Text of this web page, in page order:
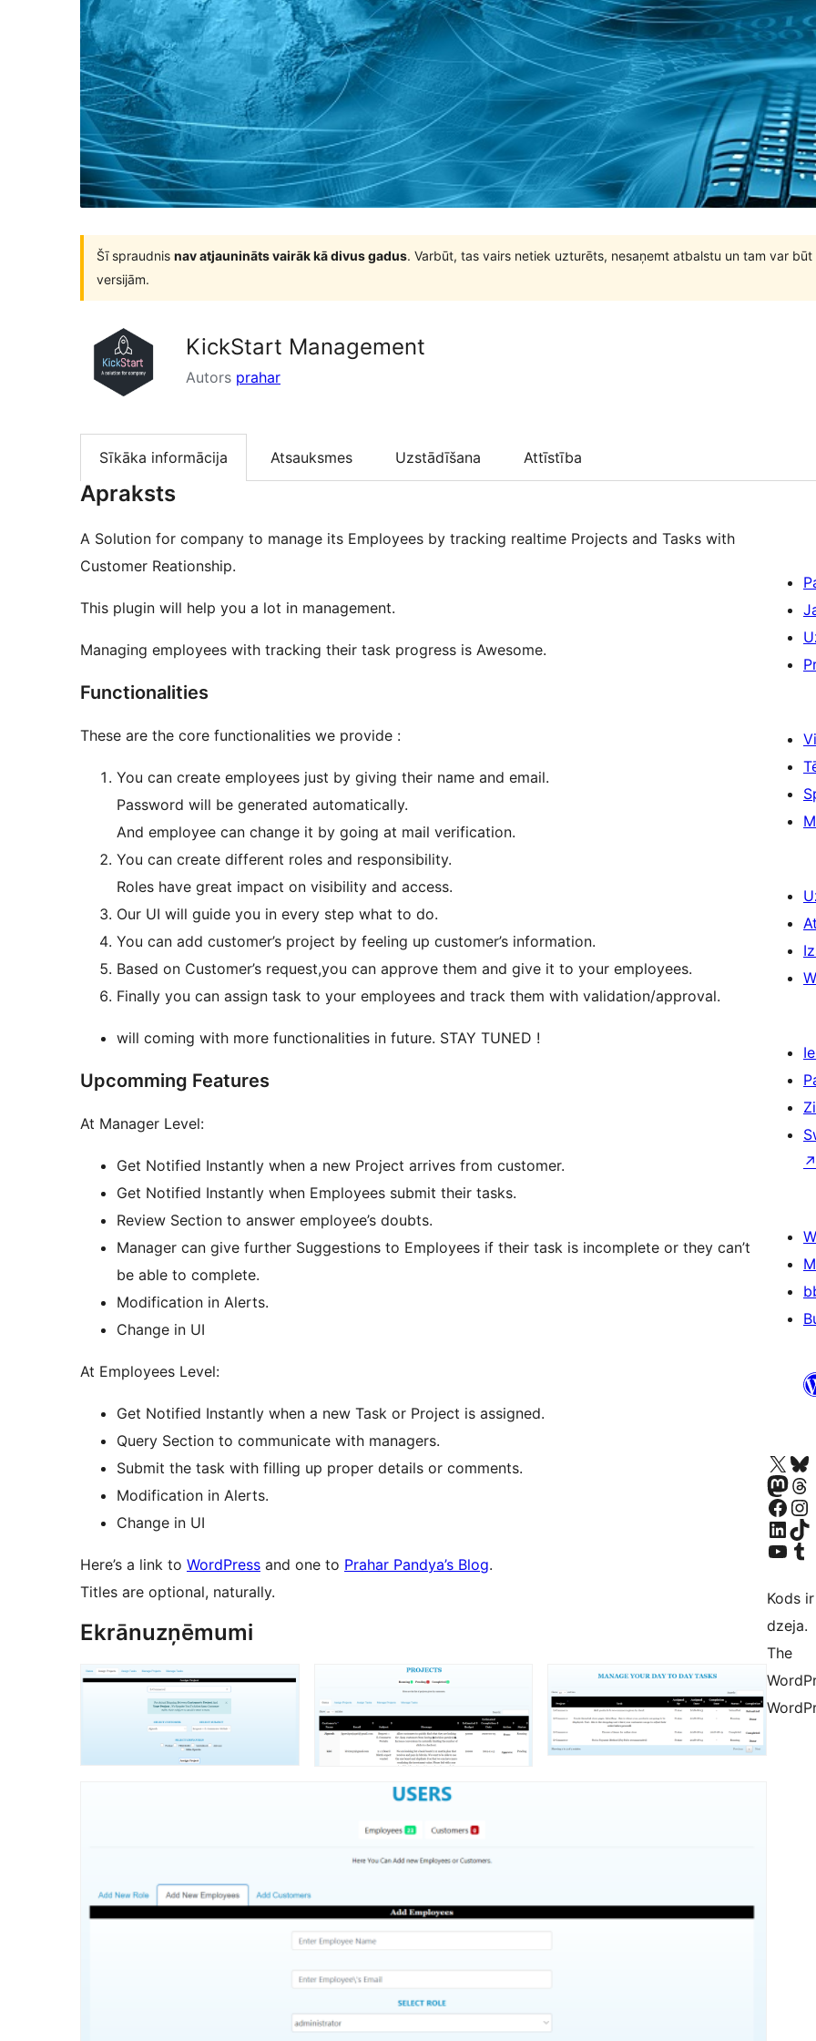
Šī spraudnis nav atjaunināts vairāk kā divus gadus. Varbūt, tas vairs netiek uzturēts, nesaņemt atbalstu un tam var
versijām.
KickStart Management
Autors prahar
Sīkāka informācija Atsauksmes Uzstādīšana Attīstība
Apraksts
A Solution for company to manage its Employees by tracking realtime Projects and Tasks with
Customer Reationship.
This plugin will help you a lot in management.
Managing employees with tracking their task progress is Awesome.
Functionalities
These are the core functionalities we provide :
You can create employees just by giving their name and email.
Password will be generated automatically.
And employee can change it by going at mail verification.
You can create different roles and responsibility.
Roles have great impact on visibility and access.
Our UI will guide you in every step what to do.
You can add customer’s project by feeling up customer’s information.
Based on Customer’s request,you can approve them and give it to your employees.
Finally you can assign task to your employees and track them with validation/approval.
will coming with more functionalities in future. STAY TUNED !
Upcomming Features
At Manager Level:
Get Notified Instantly when a new Project arrives from customer.
Get Notified Instantly when Employees submit their tasks.
Review Section to answer employee’s doubts.
Manager can give further Suggestions to Employees if their task is incomplete or they can’t
be able to complete.
Modification in Alerts.
Change in UI
At Employees Level:
Get Notified Instantly when a new Task or Project is assigned.
Query Section to communicate with managers.
Submit the task with filling up proper details or comments.
Modification in Alerts.
Change in UI
Here’s a link to WordPress and one to Prahar Pandya’s Blog.
Titles are optional, naturally.
Ekrānuzņēmumi
↗
Apmeklējiet mūsu X (agrāk
Apmeklējiet
Apmeklējiet mūsuApmeklējiet
Apmeklējiet mūsu Facebook lapu
Apmeklējiet
Apmeklējiet mūsu LinkedIn kontu
Apmeklējiet
Apmeklējiet mūsuApmeklējiet
Kods ir
dzeja.
The